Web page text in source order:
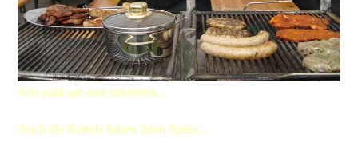
Alle sind satt und zufrieden...
Auch die Köttels haben ihren Spass...